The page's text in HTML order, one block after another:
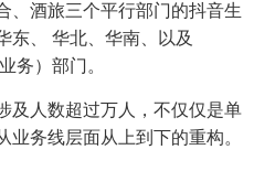
、酒旅三个平行部门的抖音生
东、 华北、华南、以及
务）部门。
及人数超过万人，不仅仅是单
务线层面从上到下的重构。